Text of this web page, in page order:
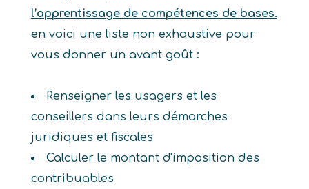
l’apprentissage de compétences de bases.
en voici une liste non exhaustive pour
vous donner un avant goût :
Renseigner les usagers et les
conseillers dans leurs démarches
juridiques et fiscales
Calculer le montant d'imposition des
contribuables